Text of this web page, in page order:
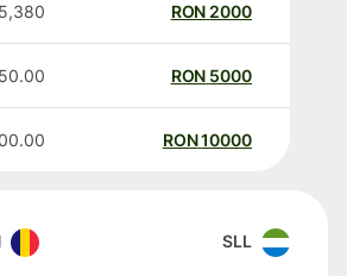
2000
RON
5000
RON
10000
RON
SLL